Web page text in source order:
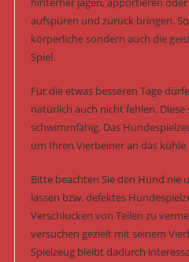
aufspüren und zurück bringen.
körperliche sondern auch die
Spiel.
Für die etwas besseren Tage
natürlich auch nicht fehlen.
schwimmfähig. Das
um Ihren Vierbeiner an das kühle
Bitte beachten Sie den Hund nie
lassen bzw. defektes
Verschlucken von Teilen zu
versuchen gezielt mit seinem
Spielzeug bleibt dadurch